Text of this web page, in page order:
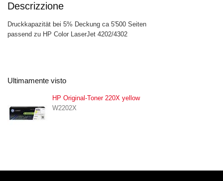
Descrizzione
Druckkapazität bei 5% Deckung ca 5'500 Seiten
passend zu HP Color LaserJet 4202/4302
Ultimamente visto
HP Original-Toner 220X yellow
W2202X